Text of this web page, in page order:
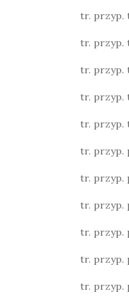
tr. przyp.
tr. przyp.
tr. przyp.
tr. przyp.
tr. przyp.
tr. przyp.
tr. przyp.
tr. przyp.
tr. przyp.
tr. przyp.
tr. przyp.